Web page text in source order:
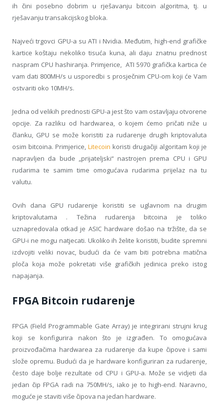
ih čini posebno dobrim u rješavanju bitcoin algoritma, tj. u
rješavanju transakcijskog bloka.
Najveći trgovci GPU-a su ATI i Nvidia. Međutim, high-end grafičke
kartice koštaju nekoliko tisuća kuna, ali daju znatnu prednost
naspram CPU hashiranja. Primjerice, ATI 5970 grafička kartica će
vam dati 800MH/s u usporedbi s prosječnim CPU-om koji će Vam
ostvariti oko 10MH/s.
Jedna od velikih prednosti GPU-a jest što vam ostavljaju otvorene
opcije. Za razliku od hardwarea, o kojem ćemo pričati niže u
članku, GPU se može koristiti za rudarenje drugih kriptovaluta
osim bitcoina. Primjerice, Litecoin koristi drugačiji algoritam koji je
napravljen da bude „prijateljski“ nastrojen prema CPU i GPU
rudarima te samim time omogućava rudarima prijelaz na tu
valutu.
Ovih dana GPU rudarenje koristiti se uglavnom na drugim
kriptovalutama . Težina rudarenja bitcoina je toliko
uznapredovala otkad je ASIC hardware došao na tržište, da se
GPU-i ne mogu natjecati. Ukoliko ih želite koristiti, budite spremni
izdvojiti veliki novac, budući da će vam biti potrebna matična
ploča koja može pokretati više grafičkih jedinica preko istog
napajanja.
FPGA Bitcoin rudarenje
FPGA (Field Programmable Gate Array) je integrirani strujni krug
koji se konfigurira nakon što je izgrađen. To omogućava
proizvođačima hardwarea za rudarenje da kupe čipove i sami
slože opremu. Budući da je hardware konfiguriran za rudarenje,
često daje bolje rezultate od CPU i GPU-a. Može se vidjeti da
jedan čip FPGA radi na 750MH/s, iako je to high-end. Naravno,
moguće je staviti više čipova na jedan hardware.